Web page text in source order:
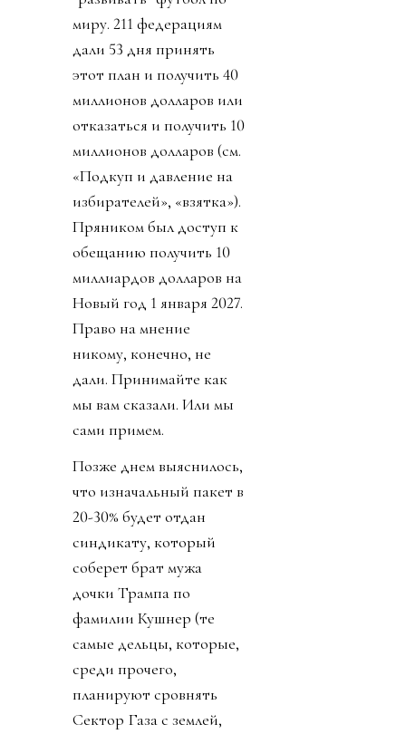
миру. 211 федерациям
дали 53 дня принять
этот план и получить 40
миллионов долларов или
отказаться и получить 10
миллионов долларов (см.
«Подкуп и давление на
избирателей», «взятка»).
Пряником был доступ к
обещанию получить 10
миллиардов долларов на
Новый год 1 января 2027.
Право на мнение
никому, конечно, не
дали. Принимайте как
мы вам сказали. Или мы
сами примем.
Позже днем выяснилось,
что изначальный пакет в
20-30% будет отдан
синдикату, который
соберет брат мужа
дочки Трампа по
фамилии Кушнер (те
самые дельцы, которые,
среди прочего,
планируют сровнять
Сектор Газа с землей,